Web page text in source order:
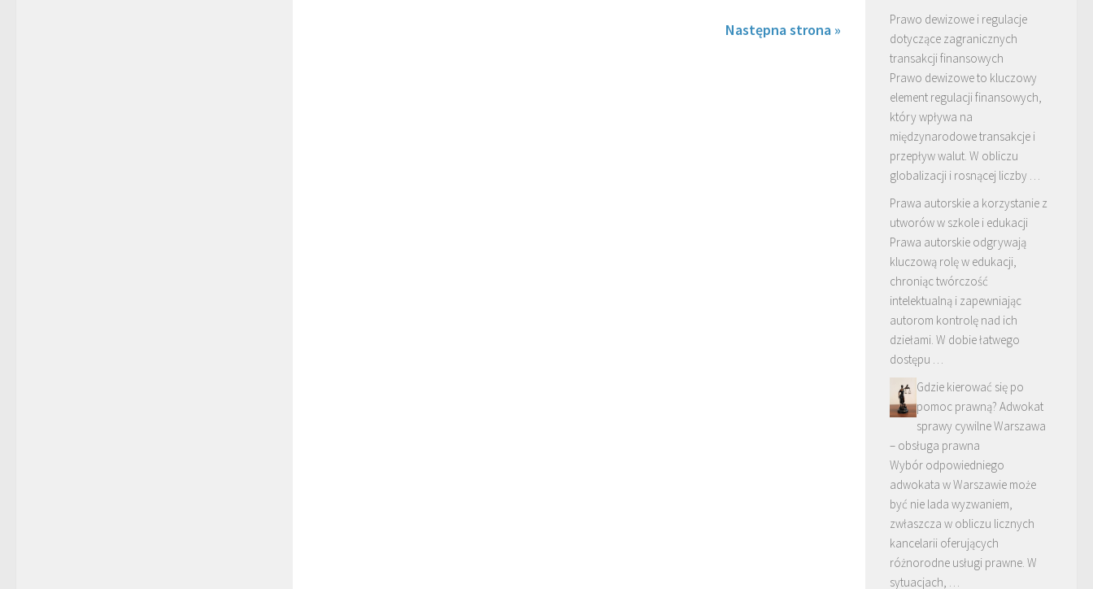
Następna strona »
Prawo dewizowe i regulacje
dotyczące zagranicznych
transakcji finansowych
Prawo dewizowe to kluczowy
element regulacji finansowych,
który wpływa na
międzynarodowe transakcje i
przepływ walut. W obliczu
globalizacji i rosnącej liczby …
Prawa autorskie a korzystanie z
utworów w szkole i edukacji
Prawa autorskie odgrywają
kluczową rolę w edukacji,
chroniąc twórczość
intelektualną i zapewniając
autorom kontrolę nad ich
dziełami. W dobie łatwego
dostępu …
Gdzie kierować się po
pomoc prawną? Adwokat
sprawy cywilne Warszawa
– obsługa prawna
Wybór odpowiedniego
adwokata w Warszawie może
być nie lada wyzwaniem,
zwłaszcza w obliczu licznych
kancelarii oferujących
różnorodne usługi prawne. W
sytuacjach, …